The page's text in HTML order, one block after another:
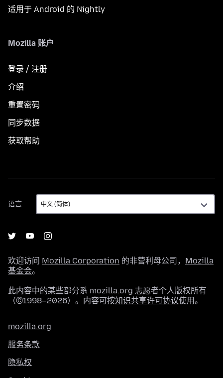
适用于 Android 的 Nightly
Mozilla 账户
登录 / 注册
介绍
重置密码
同步数据
获取帮助
语言
语
言
欢迎访问 Mozilla Corporation 的非营利母公司， Mozilla
基金会。
此内容中的某些部分系 mozilla.org 志愿者个人版权所有
（©1998–2026）。内容可按知识共享许可协议使用。
mozilla.org
服务条款
隐私权